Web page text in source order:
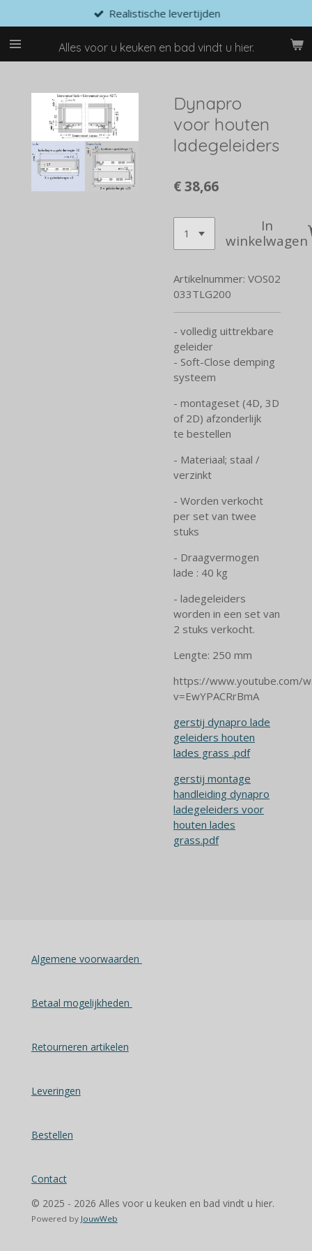
direct
naar
de
Alles voor u keuken en bad vindt u hier.
Realistische levertijden
Dynapro
voor houten
ladegeleiders
€ 38,66
In
winkelwagen
Artikelnummer: VOS02
033TLG200
- volledig uittrekbare
geleider
- Soft-Close demping
systeem
- montageset (4D, 3D
of 2D) afzonderlijk
te bestellen
- Materiaal; staal /
verzinkt
- Worden verkocht
per set van twee
stuks
- Draagvermogen
lade : 40 kg
- ladegeleiders
worden in een set van
2 stuks verkocht.
Lengte: 250 mm
https://www.youtube.com/
v=EwYPACRrBmA
gerstij dynapro lade
geleiders houten
lades grass .pdf
gerstij montage
handleiding dynapro
ladegeleiders voor
houten lades
grass.pdf
Algemene voorwaarden
Betaal mogelijkheden
Retourneren artikelen
Leveringen
Bestellen
Contact
© 2025 - 2026 Alles voor u keuken en bad vindt u hier.
Powered by JouwWeb